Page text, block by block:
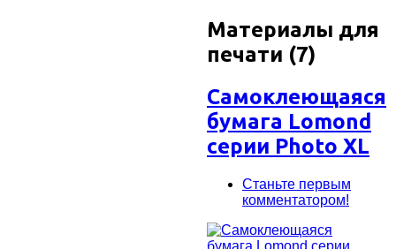
Материалы для
печати (7)
Самоклеющаяся
бумага Lomond
серии Photo XL
Станьте первым
комментатором!